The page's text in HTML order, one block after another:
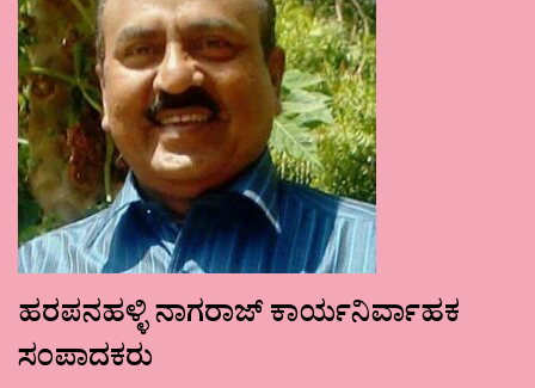
ಹರಪನಹಳ್ಳಿ ನಾಗರಾಜ್ ಕಾರ್ಯನಿರ್ವಾಹಕ
ಸಂಪಾದಕರು